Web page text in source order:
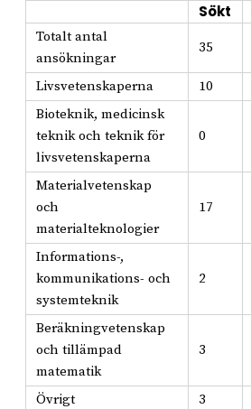
Sökt
Totalt antal
ansökningar
35
Livsvetenskaperna 10
Bioteknik, medicinsk
teknik och teknik för
livsvetenskaperna
0
Materialvetenskap
och
materialteknologier
17
Informations-,
kommunikations- och
systemteknik
2
Beräkningvetenskap
och tillämpad
matematik
3
Övrigt 3